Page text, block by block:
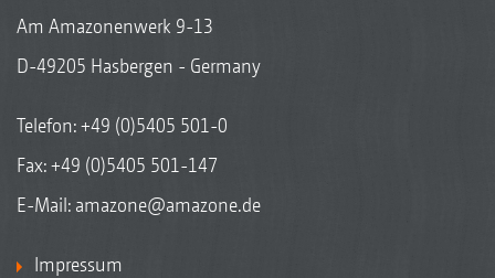
Am Amazonenwerk 9-13
D-49205 Hasbergen - Germany
Telefon:+49 (0)5405 501-0
Fax: +49 (0)5405 501-147
E-Mail: amazone@amazone.de
Impressum